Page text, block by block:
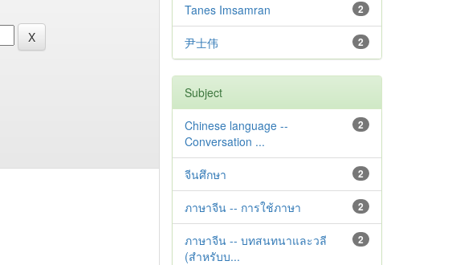
2
Tanes Imsamran
2
尹士伟
Subject
2
Chinese language --
Conversation ...
2
จีนศึกษา
2
ภาษาจีน -- การใช้ภาษา
2
ภาษาจีน -- บทสนทนาและวลี
(สำหรับบ...